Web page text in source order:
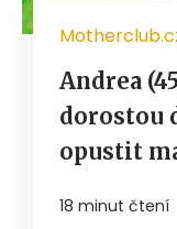
Andrea
dorostou
opustit
18 minut čtení